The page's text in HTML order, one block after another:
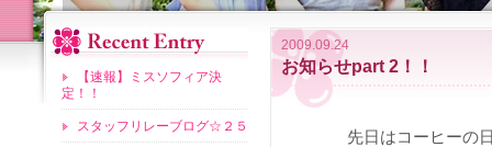
2009.09.24
お知らせpart 2！！
先日はコーヒーの
【速報】ミスソフィア決
定！！
スタッフリレーブログ☆２５